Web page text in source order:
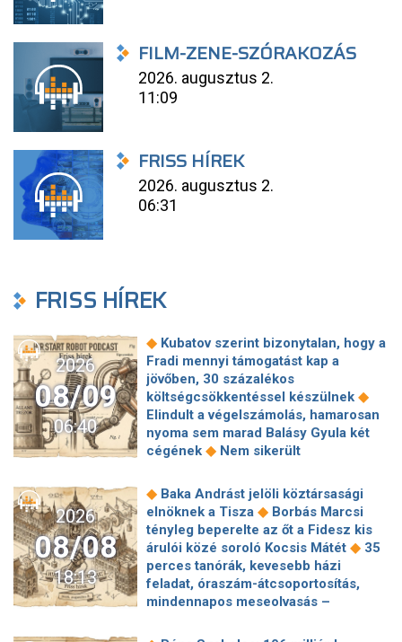
FILM-ZENE-SZÓRAKOZÁS
2026. augusztus 2.
11:09
FRISS HÍREK
2026. augusztus 2.
06:31
FRISS HÍREK
2026
08/09
06:40
◆ Kubatov szerint bizonytalan, hogy a
Fradi mennyi támogatást kap a
jövőben, 30 százalékos
költségcsökkentéssel készülnek ◆
Elindult a végelszámolás, hamarosan
nyoma sem marad Balásy Gyula két
cégének ◆ Nem sikerült
tojással dobálták meg a
miniszterelnököt – Koszovóban ◆
Szépségipar és orvosi turizmus:
milyen erős Budapest a plasztikai
sebészet térképén? ◆ 72 óra
Montenegróban ◆35 perces tanórák
lehetnek az alsó tagozatos diákoknak,
komoly változások jöhetnek az
2026
08/08
18:13
◆ Baka Andrást jelöli köztársasági
elnöknek a Tisza ◆ Borbás Marcsi
tényleg beperelte az őt a Fidesz kis
árulói közé soroló Kocsis Mátét ◆ 35
perces tanórák, kevesebb házi
feladat, óraszám-átcsoportosítás,
mindennapos meseolvasás –
tagozatos javaslatcsomagja